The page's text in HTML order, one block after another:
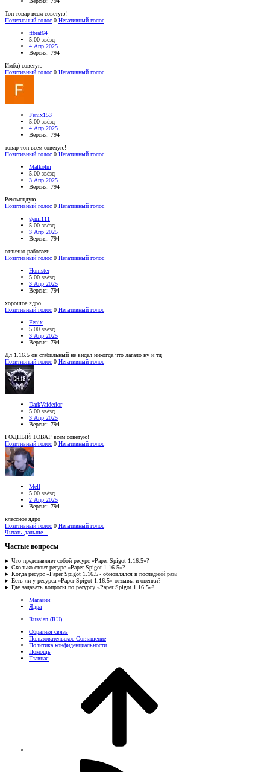
Топ товар всем советую!
Позитивный голос 0 Негативный голос
ftbrat64
5.00 звёзд
4 Апр 2025
Версия: 794
Имба) советую
Позитивный голос 0 Негативный голос
Fenix153
5.00 звёзд
4 Апр 2025
Версия: 794
товар топ всем советую!
Позитивный голос 0 Негативный голос
Malkolm
5.00 звёзд
3 Апр 2025
Версия: 794
Рекомендую
Позитивный голос 0 Негативный голос
genii111
5.00 звёзд
3 Апр 2025
Версия: 794
отлично работает
Позитивный голос 0 Негативный голос
Homster
5.00 звёзд
3 Апр 2025
Версия: 794
хорошое ядро
Позитивный голос 0 Негативный голос
Fenix
5.00 звёзд
3 Апр 2025
Версия: 794
Дл 1.16.5 он стабильный не видел никогда что лагало ну и тд
Позитивный голос 0 Негативный голос
DarkVaiderlor
5.00 звёзд
3 Апр 2025
Версия: 794
ГОДНЫЙ ТОВАР всем советую!
Позитивный голос 0 Негативный голос
Mell
5.00 звёзд
2 Апр 2025
Версия: 794
классное ядро
Позитивный голос 0 Негативный голос
Читать дальше...
Частые вопросы
Что представляет собой ресурс «Paper Spigot 1.16.5»?
Сколько стоит ресурс «Paper Spigot 1.16.5»?
Когда ресурс «Paper Spigot 1.16.5» обновлялся в последний раз?
Есть ли у ресурса «Paper Spigot 1.16.5» отзывы и оценки?
Где задавать вопросы по ресурсу «Paper Spigot 1.16.5»?
Магазин
Ядра
Russian (RU)
Обратная связь
Пользовательское Соглашение
Политика конфиденциальности
Помощь
Главная